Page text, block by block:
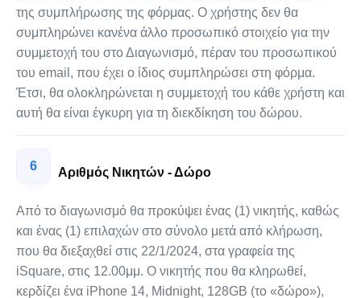
της συμπλήρωσης της φόρμας. Ο χρήστης δεν θα
συμπληρώνει κανένα άλλο προσωπικό στοιχείο για την
συμμετοχή του στο Διαγωνισμό, πέραν του προσωπικού
του email, που έχει ο ίδιος συμπληρώσει στη φόρμα.
Έτσι, θα ολοκληρώνεται η συμμετοχή του κάθε χρήστη και
αυτή θα είναι έγκυρη για τη διεκδίκηση του δώρου.
6 Αριθμός Νικητών - Δώρο
Από το διαγωνισμό θα προκύψει ένας (1) νικητής, καθώς
και ένας (1) επιλαχών στο σύνολο μετά από κλήρωση,
που θα διεξαχθεί στις 22/1/2024, στα γραφεία της
iSquare, στις 12.00μμ. Ο νικητής που θα κληρωθεί,
κερδίζει ένα iPhone 14, Μidnight, 128GB (το «δώρο»),